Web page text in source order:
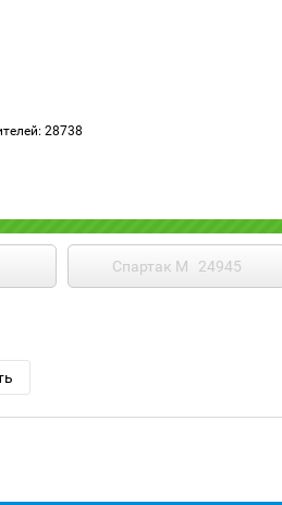
28738
Спартак М 24945